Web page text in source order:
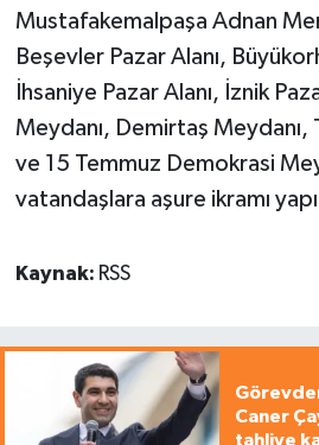
Mustafakemalpaşa Adnan
Beşevler Pazar Alanı,
İhsaniye Pazar Alanı, İznik
Meydanı, Demirtaş Meydanı,
ve 15 Temmuz Demokrasi
vatandaşlara aşure ikramı
Kaynak: RSS
Caner
tahliye